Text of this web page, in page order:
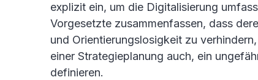
explizit ein, um die Digitalisierung
Vorgesetzte zusammenfassen, dass
und Orientierungslosigkeit zu
einer Strategieplanung auch, ein
definieren.